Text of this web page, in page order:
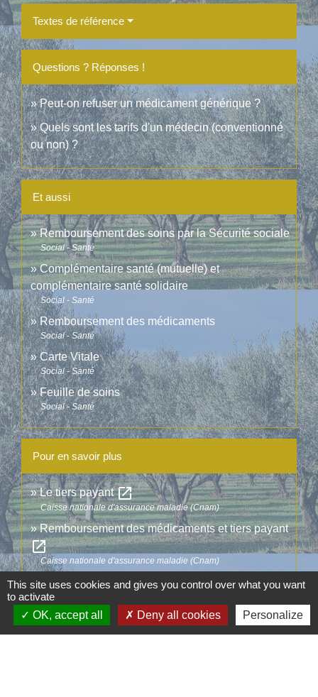
Textes de référence
Questions ? Réponses !
Peut-on refuser un médicament générique ?
Quels sont les tarifs d'un médecin (conventionné
ou non) ?
Et aussi
Remboursement des soins par la Sécurité sociale
Social - Santé
Complémentaire santé (mutuelle) et
complémentaire santé solidaire
Social - Santé
Remboursement des médicaments
Social - Santé
Carte Vitale
Social - Santé
Feuille de soins
Social - Santé
Pour en savoir plus
Le tiers payantopen_in_new
Caisse nationale d'assurance maladie (Cnam)
Remboursement des médicaments et tiers payant
open_in_new
Caisse nationale d'assurance maladie (Cnam)
Annuaire santé - Site Ameli open_in_new
Caisse nationale d'assurance maladie (Cnam)
Signaler une erreur sur cette page
This site uses cookies and gives you control over what you want
to activate
OK, accept all
Deny all cookies Personalize